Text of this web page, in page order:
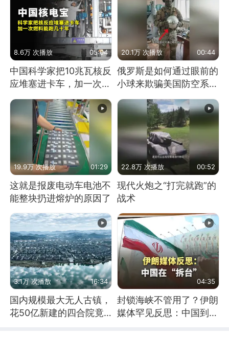
8.6万 次播放 05:04
中国科学家把10兆瓦核反
应堆塞进卡车，加一次燃
20.1万 次播放 00:44
俄罗斯是如何通过眼前的
小球来欺骗美国防空系统
19.9万 次播放 01:29
这就是报废电动车电池不
能整块扔进熔炉的原因了
22.8万 次播放 00:52
现代火炮之“打完就跑”的
战术
3.1万 次播放 16:34
国内规模最大无人古镇，
花50亿新建的四合院竟
04:35
封锁海峡不管用了？伊朗
媒体罕见反思：中国到底